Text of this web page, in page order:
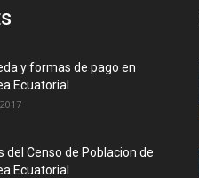
y formas de pago en
Ecuatorial
del Censo de Poblacion de
Ecuatorial